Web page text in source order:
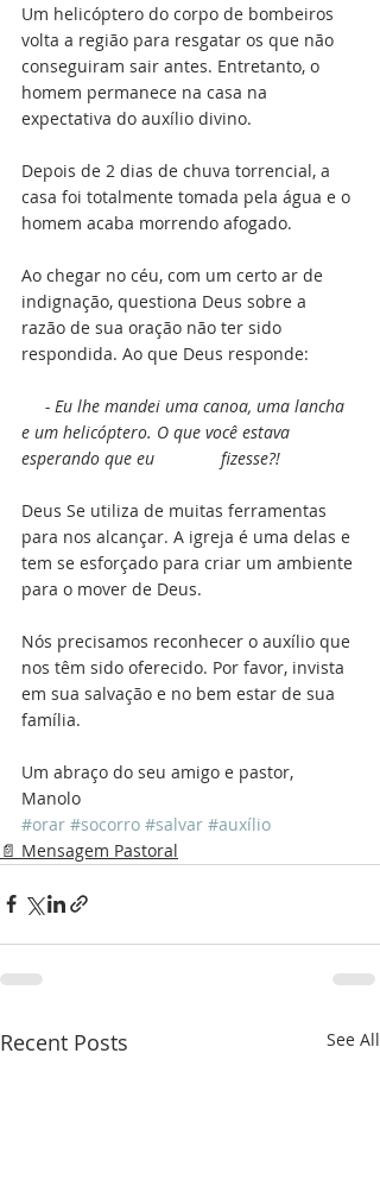
Um helicóptero do corpo de bombeiros
volta a região para resgatar os que não
conseguiram sair antes. Entretanto, o
homem permanece na casa na
expectativa do auxílio divino.
Depois de 2 dias de chuva torrencial, a
casa foi totalmente tomada pela água e o
homem acaba morrendo afogado.
Ao chegar no céu, com um certo ar de
indignação, questiona Deus sobre a
razão de sua oração não ter sido
respondida. Ao que Deus responde:
    - Eu lhe mandei uma canoa, uma lancha
e um helicóptero. O que você estava
esperando que eu              fizesse?!
Deus Se utiliza de muitas ferramentas
para nos alcançar. A igreja é uma delas e
tem se esforçado para criar um ambiente
para o mover de Deus.
Nós precisamos reconhecer o auxílio que
nos têm sido oferecido. Por favor, invista
em sua salvação e no bem estar de sua
família.
Um abraço do seu amigo e pastor,
Manolo
#orar #socorro #salvar #auxílio
📄 Mensagem Pastoral
Recent Posts See All